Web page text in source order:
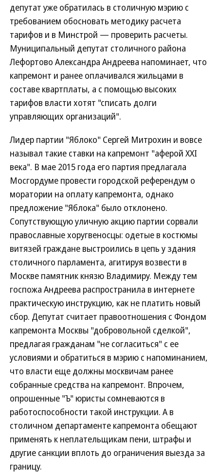
депутат уже обратилась в столичную мэрию с
требованием обосновать методику расчета
тарифов и в Минстрой — проверить расчеты.
Муниципальный депутат столичного района
Лефортово Александра Андреева напоминает, что
капремонт и ранее оплачивался жильцами в
составе квартплаты, а с помощью высоких
тарифов власти хотят "списать долги
управляющих организаций".
Лидер партии "Яблоко" Сергей Митрохин и вовсе
называл такие ставки на капремонт "аферой XXI
века". В мае 2015 года его партия предлагала
Мосгордуме провести городской референдум о
моратории на оплату капремонта, однако
предложение "Яблока" было отклонено.
Сопутствующую уличную акцию партии сорвали
православные хоругвеносцы: одетые в костюмы
витязей граждане выстроились в цепь у здания
столичного парламента, агитируя возвести в
Москве памятник князю Владимиру. Между тем
госпожа Андреева распространила в интернете
практическую инструкцию, как не платить новый
сбор. Депутат считает правоотношения с Фондом
капремонта Москвы "добровольной сделкой",
предлагая гражданам "не согласиться" с ее
условиями и обратиться в мэрию с напоминанием,
что власти еще должны москвичам ранее
собранные средства на капремонт. Впрочем,
опрошенные "Ъ" юристы сомневаются в
работоспособности такой инструкции. А в
столичном департаменте капремонта обещают
применять к неплательщикам пени, штрафы и
другие санкции вплоть до ограничения выезда за
границу.